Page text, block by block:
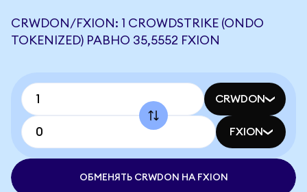
CRWDON/FXION: 1 CROWDSTRIKE (ONDO
TOKENIZED) РАВНО 35,5552 FXION
CRWDON
FXION
ОБМЕНЯТЬ CRWDON НА FXION